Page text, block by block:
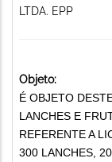
LTDA. EPP
Objeto:
É OBJETO
LANCHES E
REFERENTE A
300 LANCHES,